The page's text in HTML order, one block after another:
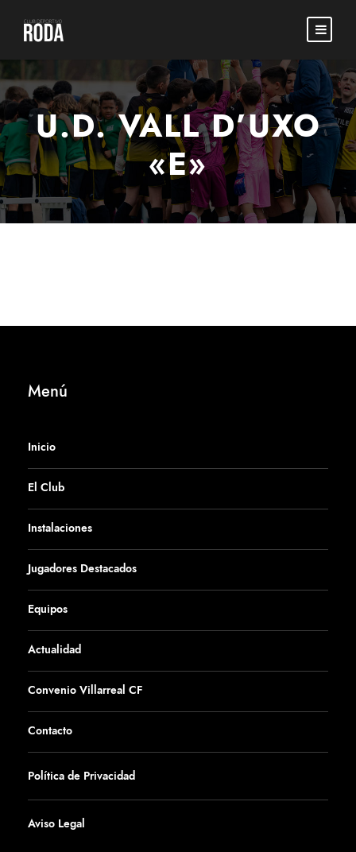
U.D. VALL D’UXO
«E»
Menú
Inicio
El Club
Instalaciones
Jugadores Destacados
Equipos
Actualidad
Convenio Villarreal CF
Contacto
Política de Privacidad
Aviso Legal